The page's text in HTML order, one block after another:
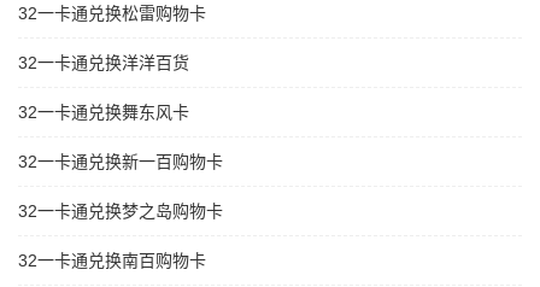
32一卡通兑换松雷购物卡
32一卡通兑换洋洋百货
32一卡通兑换舞东风卡
32一卡通兑换新一百购物卡
32一卡通兑换梦之岛购物卡
32一卡通兑换南百购物卡